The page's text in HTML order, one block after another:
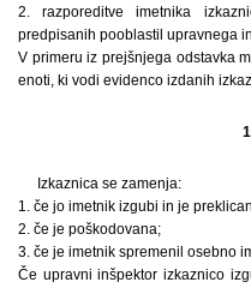
2. razporeditve imetnika
predpisanih pooblastil upravnega
V primeru iz prejšnjega odstavka
enoti, ki vodi evidenco izdanih
Izkaznica se zamenja:
1. če jo imetnik izgubi in je
2. če je poškodovana;
3. če je imetnik spremenil osebno
Če upravni inšpektor izkaznico